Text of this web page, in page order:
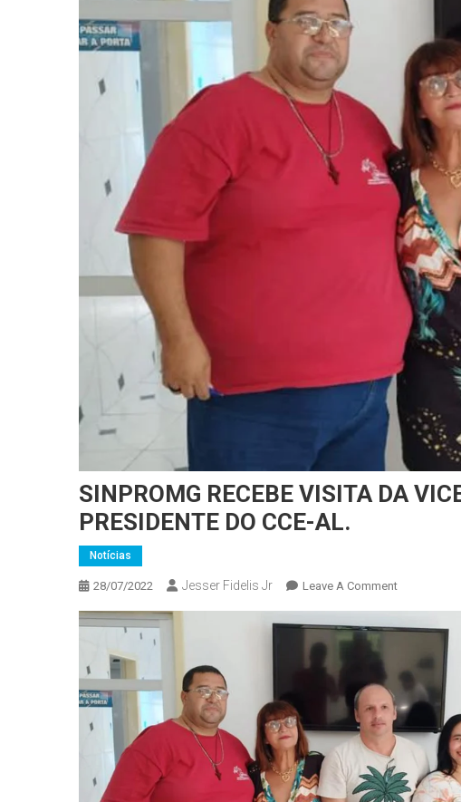
SINPROMG RECEBE VISITA DA
PRESIDENTE DO CCE-AL.
Notícias
28/07/2022 Jesser Fidelis Jr Leave A CommentOn
RECEBE
DA
VICE-
PRESIDENTE
DA
PARA
REGIÃO